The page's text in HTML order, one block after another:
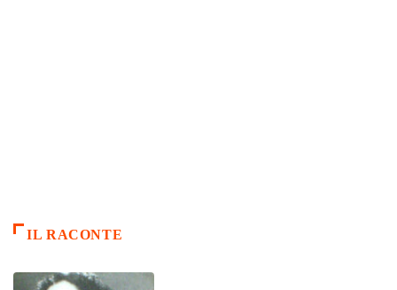
IL RACONTE